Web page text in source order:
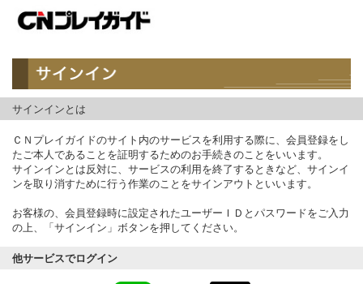
サインインとは
ＣＮプレイガイドのサイト内のサービスを利用する際に、会員登録をし
たご本人であることを証明するためのお手続きのことをいいます。
サインインとは反対に、サービスの利用を終了するときなど、サインイ
ンを取り消すために行う作業のことをサインアウトといいます。
お客様の、会員登録時に設定されたユーザーＩＤとパスワードをご入力
の上、「サインイン」ボタンを押してください。
他サービスでログイン